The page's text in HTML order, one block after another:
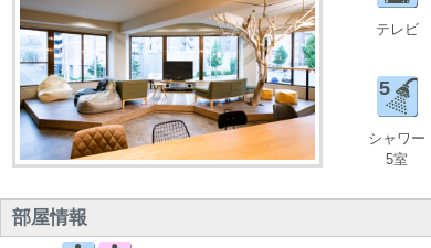
テレビ
5
シャワー
5室
部屋情報